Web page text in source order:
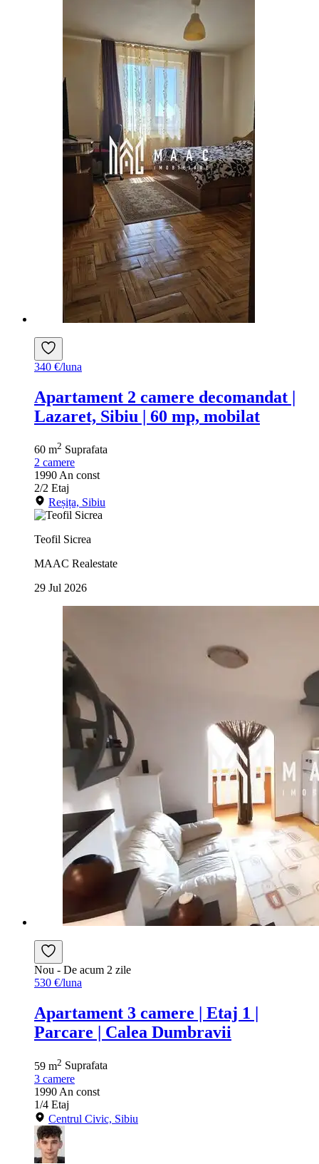
340 €/luna
Apartament 2 camere decomandat |
Lazaret, Sibiu | 60 mp, mobilat
60 m2 Suprafata
2 camere
1990An const
2/2 Etaj
Reșița, Sibiu
Teofil Sicrea
MAAC Realestate
29 Jul 2026
Nou - De acum 2 zile
530 €/luna
Apartament 3 camere | Etaj 1 |
Parcare | Calea Dumbravii
59 m2 Suprafata
3 camere
1990 An const
1/4 Etaj
Centrul Civic, Sibiu